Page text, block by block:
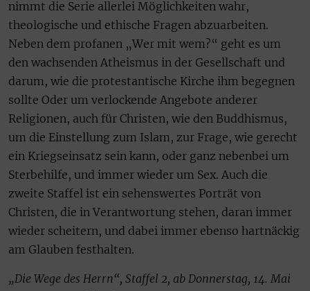
nimmt die Serie allerlei Möglichkeiten wahr,
theologische und ethische Fragen abzuarbeiten.
Neben dem profanen „Wer mit wem?“ geht es um
den wachsenden Atheismus in der Gesellschaft und
darum, wie die protestantische Kirche ihm begegnen
sollte Oder um verlockende Angebote anderer
Religionen, auch für Christen, wie den Buddhismus,
um die Einstellung zum Islam, zur Frage, wie gerecht
ein Kriegseinsatz sein kann, oder ganz nebenbei um
Sterbehilfe, und immer wieder um Sex. Auch die
zweite Staffel ist ein sehenswertes Porträt von
Christen, die in Verantwortung stehen, daran immer
wieder scheitern, und dabei immer ebenso hartnäckig
am Glauben festhalten.
„Die Wege des Herrn“, Staffel 2, ab Donnerstag, 14. Mai